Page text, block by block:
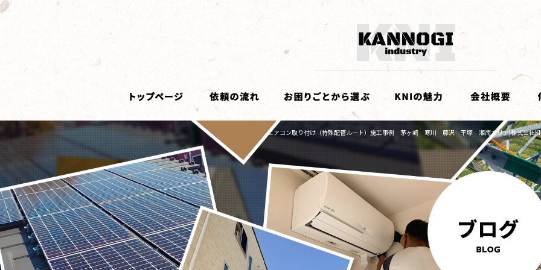
エアコン取り付け（特殊配管ルート）施工事例 茅ヶ崎 寒川 藤沢 平塚 湘南エリア|株式会社